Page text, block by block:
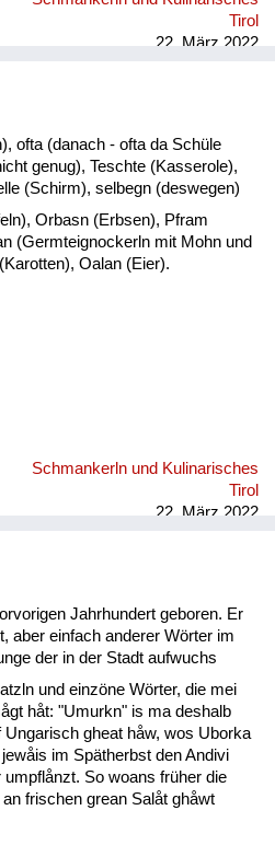
Tirol
22. März 2022
ofta (danach - ofta da Schüle
genug), Teschte (Kasserole),
(Schirm), selbegn (deswegen)
Orbasn (Erbsen), Pfram
(Germteignockerln mit Mohn und
Oalan (Eier).
Schmankerln und Kulinarisches
Tirol
22. März 2022
Jahrhundert geboren. Er
aber einfach anderer Wörter im
der in der Stadt aufwuchs
und einzöne Wörter, die mei
håt: "Umurkn" is ma deshalb
Ungarisch gheat håw, wos Uborka
im Spätherbst den Andivi
So woans früher die
frischen grean Salåt ghåwt